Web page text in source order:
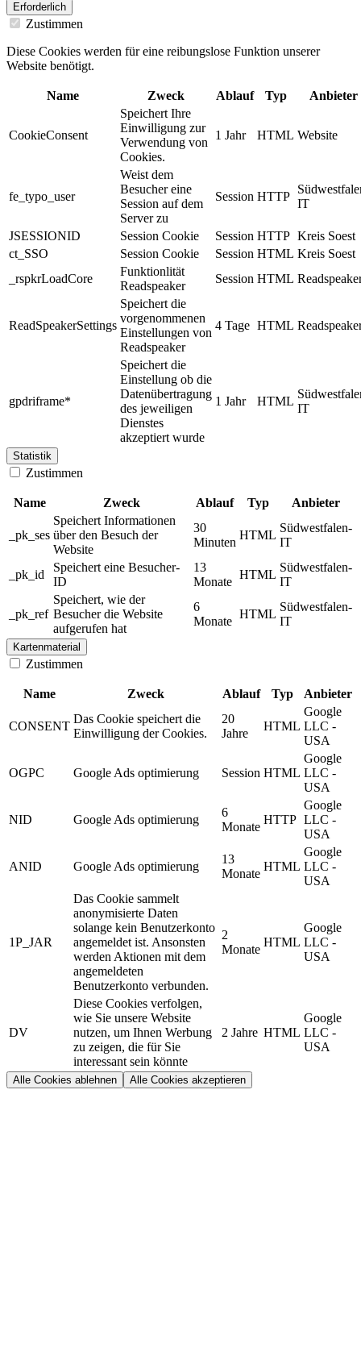
Erforderlich
Zustimmen
Diese Cookies werden für eine reibungslose Funktion unserer
Website benötigt.
Name Zweck Ablauf Typ Anbieter
CookieConsent
Speichert Ihre
Einwilligung zur
Verwendung von
Cookies.
1 Jahr HTML Website
fe_typo_user
Weist dem
Besucher eine
Session auf dem
Server zu
Session HTTP
IT
JSESSIONID Session Cookie Session HTTP Kreis Soest
ct_SSO
Session Cookie Session HTML Kreis Soest
_rspkrLoadCore
Funktionlität
Readspeaker
Session HTML
ReadSpeakerSettings
Speichert die
vorgenommenen
Einstellungen von
Readspeaker
4 Tage HTML
gpdriframe*
Speichert die
Einstellung ob die
Datenübertragung
des jeweiligen
Dienstes
akzeptiert wurde
1 Jahr HTML
IT
Statistik
Zustimmen
Name Zweck Ablauf Typ Anbieter
_pk_ses
Speichert Informationen
über den Besuch der
Website
30
Minuten
HTML
Südwestfalen-
IT
_pk_id
Speichert eine Besucher-
ID
13
Monate
HTML
Südwestfalen-
IT
_pk_ref
Speichert, wie der
Besucher die Website
aufgerufen hat
6
Monate
HTML
Südwestfalen-
IT
Kartenmaterial
Zustimmen
Name Zweck Ablauf Typ Anbieter
CONSENT
Das Cookie speichert die
Einwilligung der Cookies.
20
Jahre
HTML
Google
LLC -
USA
OGPC Google Ads optimierung Session HTML
Google
LLC -
USA
NID Google Ads optimierung
6
Monate
HTTP
Google
LLC -
USA
ANID Google Ads optimierung
13
Monate
HTML
Google
LLC -
USA
1P_JAR
Das Cookie sammelt
anonymisierte Daten
solange kein Benutzerkonto
angemeldet ist. Ansonsten
werden Aktionen mit dem
angemeldeten
Benutzerkonto verbunden.
2
Monate
HTML
Google
LLC -
USA
DV
Diese Cookies verfolgen,
wie Sie unsere Website
nutzen, um Ihnen Werbung
zu zeigen, die für Sie
interessant sein könnte
2 Jahre HTML
Google
LLC -
USA
Alle Cookies ablehnen Alle Cookies akzeptieren